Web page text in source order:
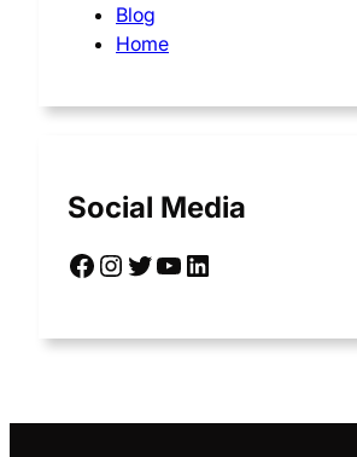
Blog
Home
Social Media
Facebook Instagram Twitter YouTube LinkedIn